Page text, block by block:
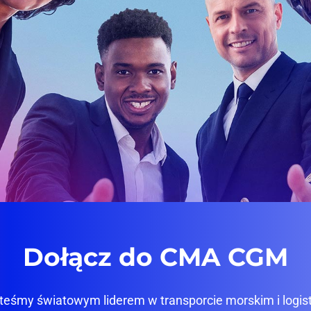
Dołącz do CMA CGM
światowym liderem w transporcie morskim i